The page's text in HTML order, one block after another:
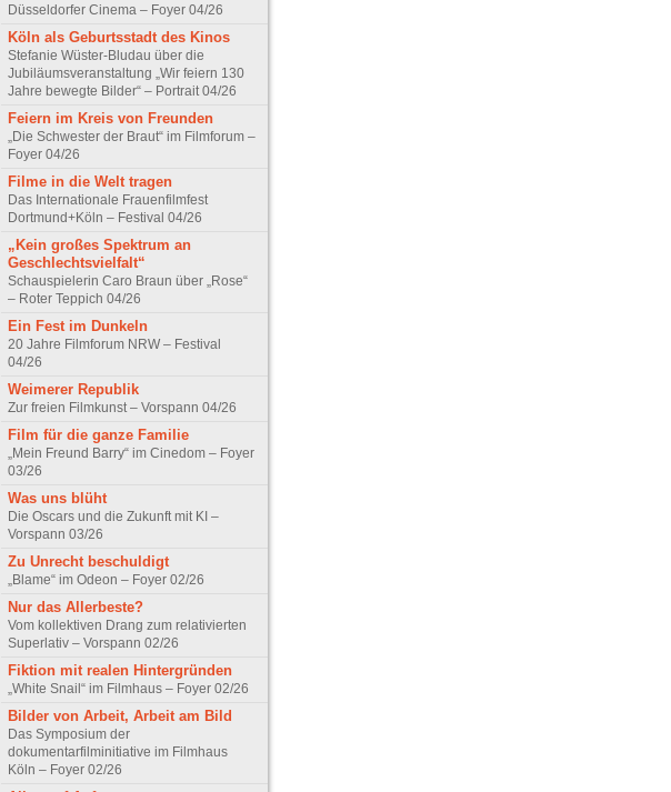
Düsseldorfer Cinema – Foyer 04/26
Köln als Geburtsstadt des Kinos
Stefanie Wüster-Bludau über die
Jubiläumsveranstaltung „Wir feiern 130
Jahre bewegte Bilder“ – Portrait 04/26
Feiern im Kreis von Freunden
„Die Schwester der Braut“ im Filmforum –
Foyer 04/26
Filme in die Welt tragen
Das Internationale Frauenfilmfest
Dortmund+Köln – Festival 04/26
„Kein großes Spektrum an
Geschlechtsvielfalt“
Schauspielerin Caro Braun über „Rose“
– Roter Teppich 04/26
Ein Fest im Dunkeln
20 Jahre Filmforum NRW – Festival
04/26
Weimerer Republik
Zur freien Filmkunst – Vorspann 04/26
Film für die ganze Familie
„Mein Freund Barry“ im Cinedom – Foyer
03/26
Was uns blüht
Die Oscars und die Zukunft mit KI –
Vorspann 03/26
Zu Unrecht beschuldigt
„Blame“ im Odeon – Foyer 02/26
Nur das Allerbeste?
Vom kollektiven Drang zum relativierten
Superlativ – Vorspann 02/26
Fiktion mit realen Hintergründen
„White Snail“ im Filmhaus – Foyer 02/26
Bilder von Arbeit, Arbeit am Bild
Das Symposium der
dokumentarfilminitiative im Filmhaus
Köln – Foyer 02/26